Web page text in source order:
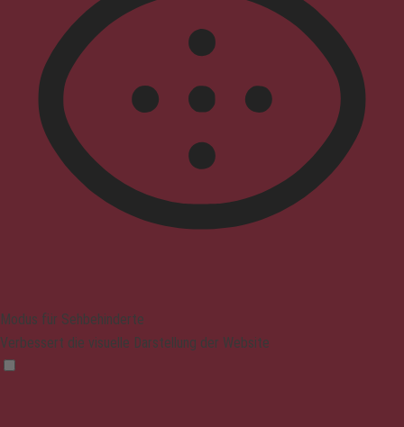
Modus für Sehbehinderte
Verbessert die visuelle Darstellung der Website